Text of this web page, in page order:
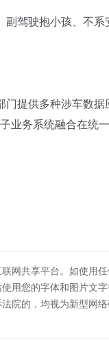
驾驶抱小孩、不系
提供多种涉车数据
业务系统融合在统
网共享平台。如使用
用您的字体和图片文
院的，均视为新型网